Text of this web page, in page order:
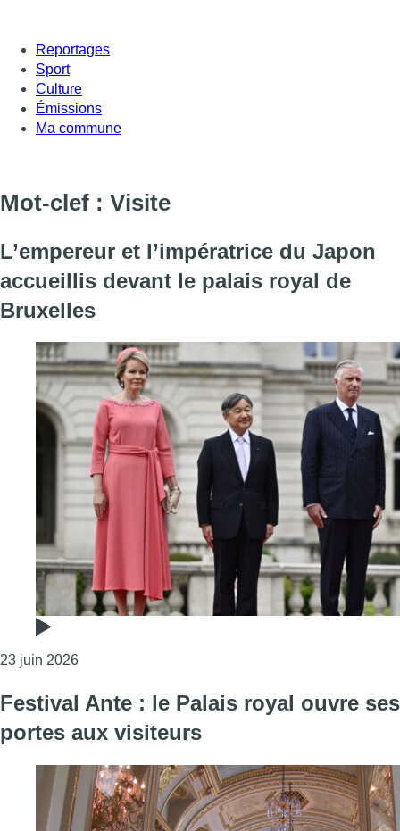
Reportages
Sport
Culture
Émissions
Ma commune
Mot-clef : Visite
L’empereur et l’impératrice du Japon
accueillis devant le palais royal de
Bruxelles
23 juin 2026Consulter l'article "L’empereur et l’impératrice
Festival Ante : le Palais royal ouvre ses
portes aux visiteurs